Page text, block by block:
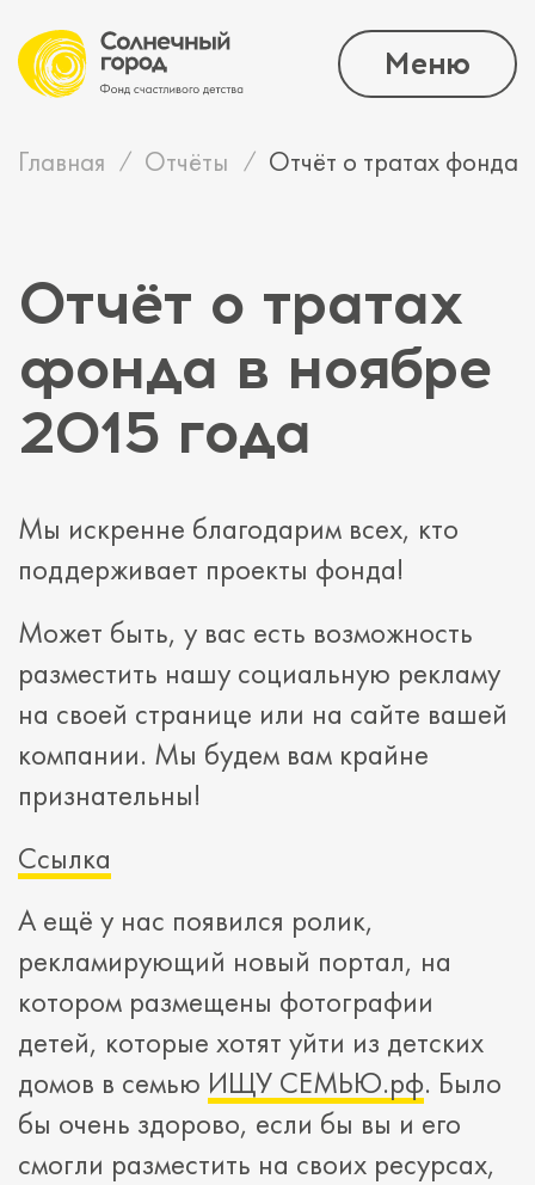
Меню
Главная Отчёты Отчёт о тратах фонда
Отчёт о тратах
фонда в ноябре
2015 года
Мы искренне благодарим всех, кто
поддерживает проекты фонда!
Может быть, у вас есть возможность
разместить нашу социальную рекламу
на своей странице или на сайте вашей
компании. Мы будем вам крайне
признательны!
Ссылка
А ещё у нас появился ролик,
рекламирующий новый портал, на
котором размещены фотографии
детей, которые хотят уйти из детских
домов в семью ИЩУ СЕМЬЮ.рф. Было
бы очень здорово, если бы вы и его
смогли разместить на своих ресурсах,